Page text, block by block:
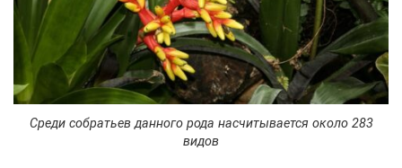
Среди собратьев данного рода насчитывается около 283
видов